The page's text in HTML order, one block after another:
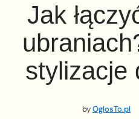
Jak
stylizacje
byOglosTo.pl